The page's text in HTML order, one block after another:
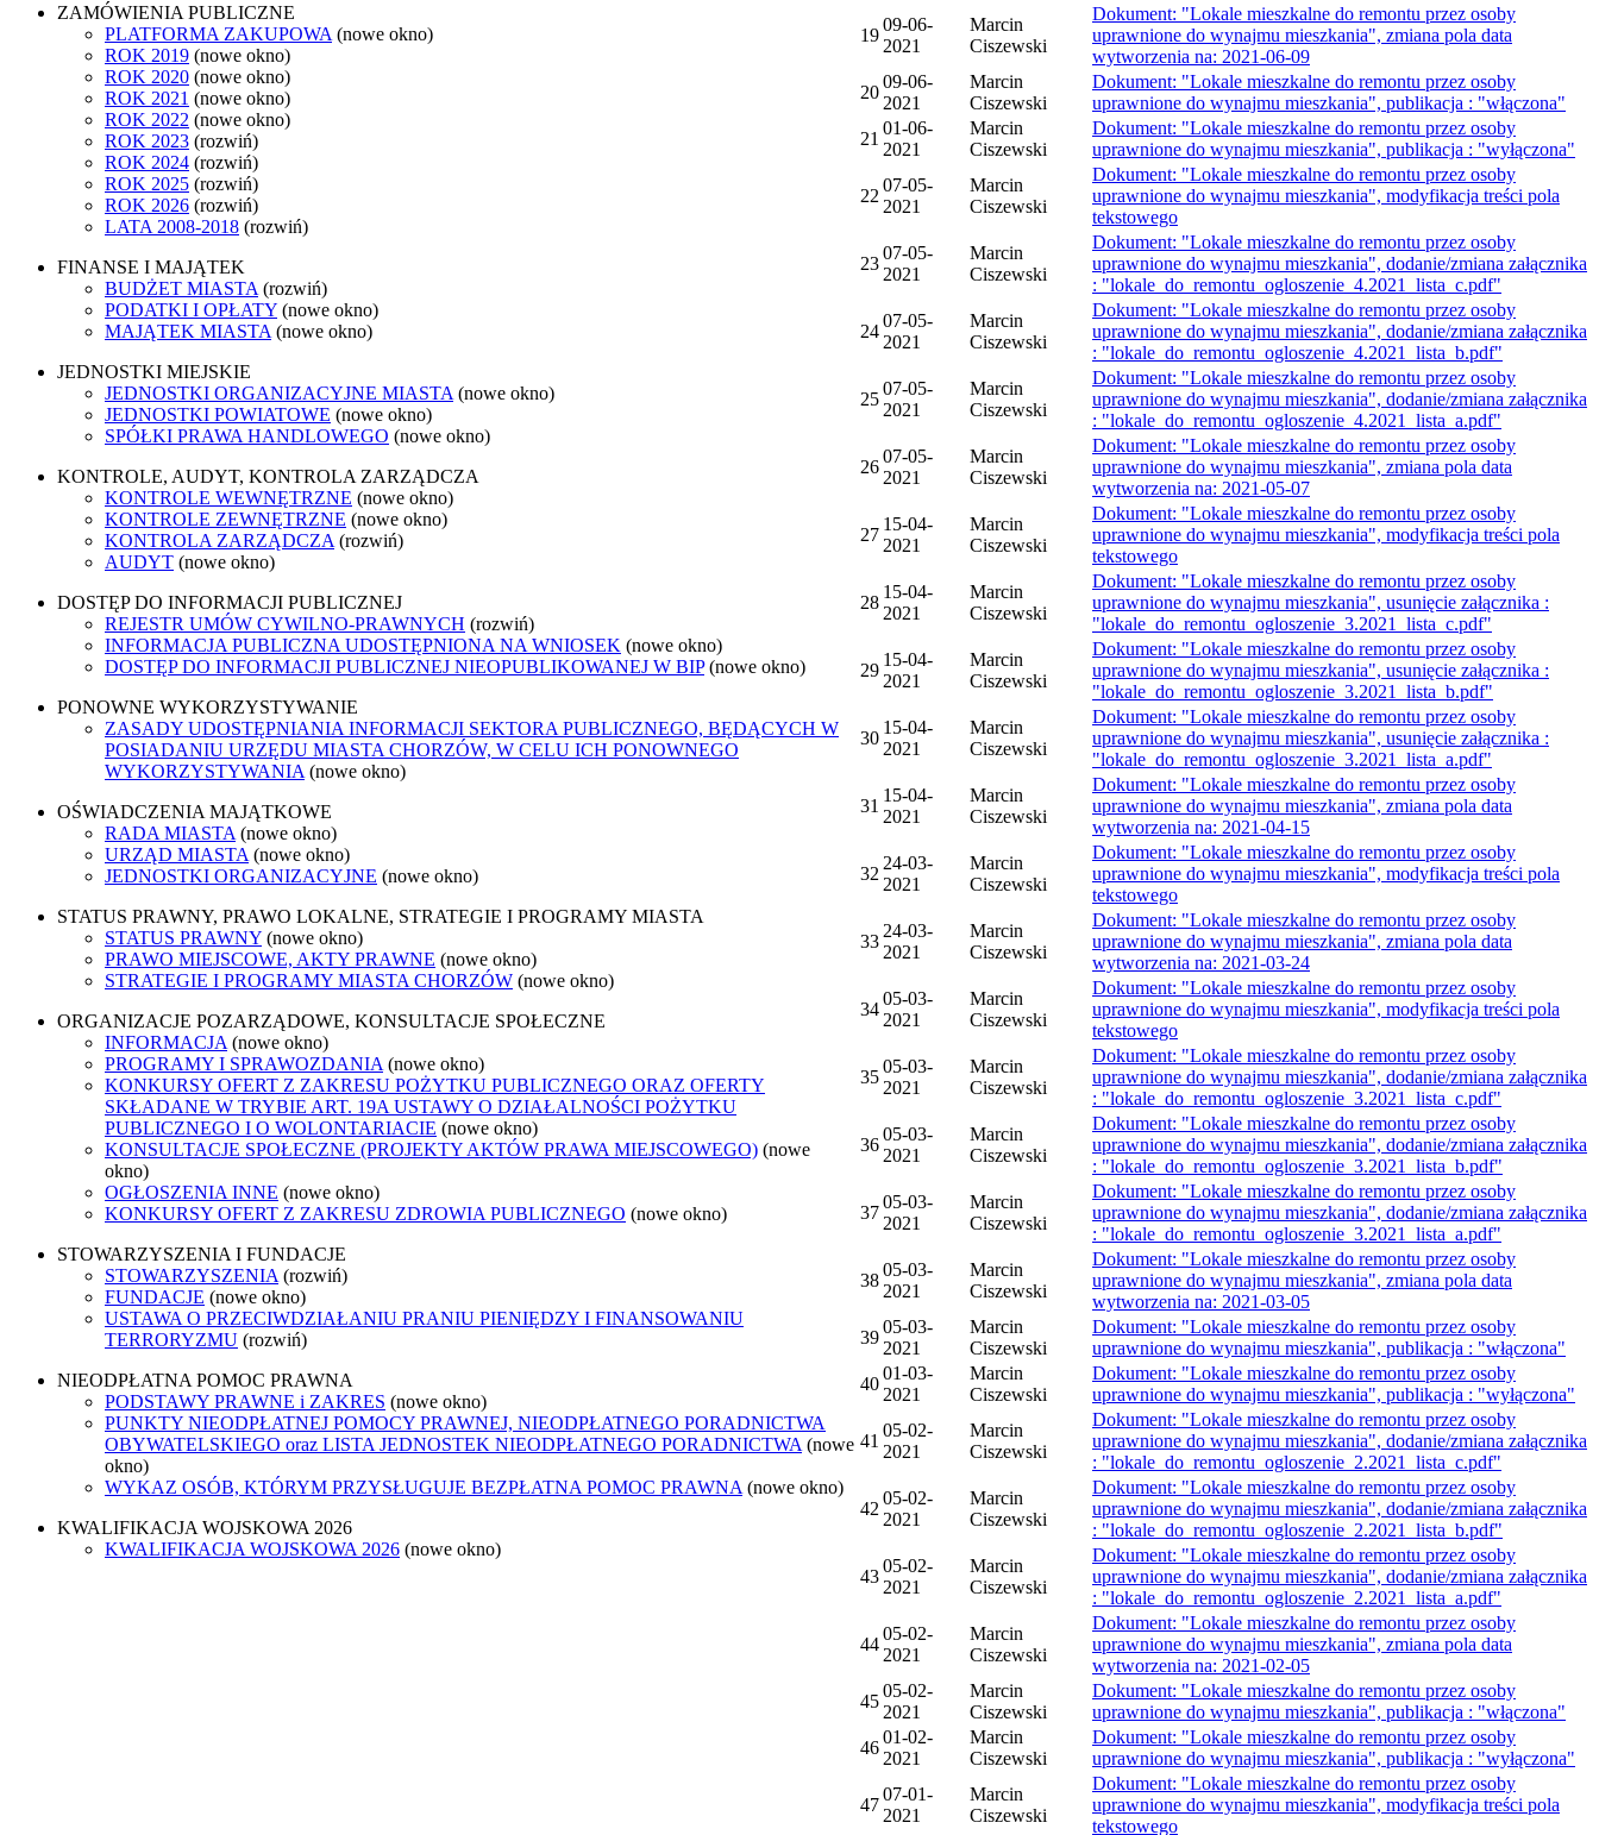
ZAMÓWIENIA PUBLICZNE
PLATFORMA ZAKUPOWA (nowe okno)
ROK 2019 (nowe okno)
ROK 2020 (nowe okno)
ROK 2021 (nowe okno)
ROK 2022 (nowe okno)
ROK 2023 (rozwiń)
ROK 2024 (rozwiń)
ROK 2025 (rozwiń)
ROK 2026 (rozwiń)
LATA 2008-2018 (rozwiń)
FINANSE I MAJĄTEK
BUDŻET MIASTA (rozwiń)
PODATKI I OPŁATY (nowe okno)
MAJĄTEK MIASTA (nowe okno)
JEDNOSTKI MIEJSKIE
JEDNOSTKI ORGANIZACYJNE MIASTA (nowe okno)
JEDNOSTKI POWIATOWE (nowe okno)
SPÓŁKI PRAWA HANDLOWEGO (nowe okno)
KONTROLE, AUDYT, KONTROLA ZARZĄDCZA
KONTROLE WEWNĘTRZNE (nowe okno)
KONTROLE ZEWNĘTRZNE (nowe okno)
KONTROLA ZARZĄDCZA (rozwiń)
AUDYT (nowe okno)
DOSTĘP DO INFORMACJI PUBLICZNEJ
REJESTR UMÓW CYWILNO-PRAWNYCH (rozwiń)
INFORMACJA PUBLICZNA UDOSTĘPNIONA NA WNIOSEK (nowe okno)
DOSTĘP DO INFORMACJI PUBLICZNEJ NIEOPUBLIKOWANEJ W BIP (nowe okno)
PONOWNE WYKORZYSTYWANIE
ZASADY UDOSTĘPNIANIA INFORMACJI SEKTORA PUBLICZNEGO, BĘDĄCYCH W
POSIADANIU URZĘDU MIASTA CHORZÓW, W CELU ICH PONOWNEGO
WYKORZYSTYWANIA (nowe okno)
OŚWIADCZENIA MAJĄTKOWE
RADA MIASTA (nowe okno)
URZĄD MIASTA (nowe okno)
JEDNOSTKI ORGANIZACYJNE (nowe okno)
STATUS PRAWNY, PRAWO LOKALNE, STRATEGIE I PROGRAMY MIASTA
STATUS PRAWNY (nowe okno)
PRAWO MIEJSCOWE, AKTY PRAWNE (nowe okno)
STRATEGIE I PROGRAMY MIASTA CHORZÓW (nowe okno)
ORGANIZACJE POZARZĄDOWE, KONSULTACJE SPOŁECZNE
INFORMACJA (nowe okno)
PROGRAMY I SPRAWOZDANIA (nowe okno)
KONKURSY OFERT Z ZAKRESU POŻYTKU PUBLICZNEGO ORAZ OFERTY
SKŁADANE W TRYBIE ART. 19A USTAWY O DZIAŁALNOŚCI POŻYTKU
PUBLICZNEGO I O WOLONTARIACIE (nowe okno)
KONSULTACJE SPOŁECZNE (PROJEKTY AKTÓW PRAWA MIEJSCOWEGO) (nowe
okno)
OGŁOSZENIA INNE (nowe okno)
KONKURSY OFERT Z ZAKRESU ZDROWIA PUBLICZNEGO (nowe okno)
STOWARZYSZENIA I FUNDACJE
STOWARZYSZENIA (rozwiń)
FUNDACJE (nowe okno)
USTAWA O PRZECIWDZIAŁANIU PRANIU PIENIĘDZY I FINANSOWANIU
TERRORYZMU (rozwiń)
NIEODPŁATNA POMOC PRAWNA
PODSTAWY PRAWNE i ZAKRES (nowe okno)
PUNKTY NIEODPŁATNEJ POMOCY PRAWNEJ, NIEODPŁATNEGO PORADNICTWA
OBYWATELSKIEGO oraz LISTA JEDNOSTEK NIEODPŁATNEGO PORADNICTWA (nowe
okno)
WYKAZ OSÓB, KTÓRYM PRZYSŁUGUJE BEZPŁATNA POMOC PRAWNA (nowe okno)
KWALIFIKACJA WOJSKOWA 2026
KWALIFIKACJA WOJSKOWA 2026 (nowe okno)
19
09-06-
2021
Marcin
Ciszewski
Dokument: "Lokale mieszkalne do remontu przez osoby
uprawnione do wynajmu mieszkania", zmiana pola data
wytworzenia na: 2021-06-09
20
09-06-
2021
Marcin
Ciszewski
Dokument: "Lokale mieszkalne do remontu przez osoby
uprawnione do wynajmu mieszkania", publikacja : "włączona"
21
01-06-
2021
Marcin
Ciszewski
Dokument: "Lokale mieszkalne do remontu przez osoby
uprawnione do wynajmu mieszkania", publikacja : "wyłączona"
22
07-05-
2021
Marcin
Ciszewski
Dokument: "Lokale mieszkalne do remontu przez osoby
uprawnione do wynajmu mieszkania", modyfikacja treści pola
tekstowego
23
07-05-
2021
Marcin
Ciszewski
Dokument: "Lokale mieszkalne do remontu przez osoby
uprawnione do wynajmu mieszkania", dodanie/zmiana załącznika
: "lokale_do_remontu_ogloszenie_4.2021_lista_c.pdf"
24
07-05-
2021
Marcin
Ciszewski
Dokument: "Lokale mieszkalne do remontu przez osoby
uprawnione do wynajmu mieszkania", dodanie/zmiana załącznika
: "lokale_do_remontu_ogloszenie_4.2021_lista_b.pdf"
25
07-05-
2021
Marcin
Ciszewski
Dokument: "Lokale mieszkalne do remontu przez osoby
uprawnione do wynajmu mieszkania", dodanie/zmiana załącznika
: "lokale_do_remontu_ogloszenie_4.2021_lista_a.pdf"
26
07-05-
2021
Marcin
Ciszewski
Dokument: "Lokale mieszkalne do remontu przez osoby
uprawnione do wynajmu mieszkania", zmiana pola data
wytworzenia na: 2021-05-07
27
15-04-
2021
Marcin
Ciszewski
Dokument: "Lokale mieszkalne do remontu przez osoby
uprawnione do wynajmu mieszkania", modyfikacja treści pola
tekstowego
28
15-04-
2021
Marcin
Ciszewski
Dokument: "Lokale mieszkalne do remontu przez osoby
uprawnione do wynajmu mieszkania", usunięcie załącznika :
"lokale_do_remontu_ogloszenie_3.2021_lista_c.pdf"
29
15-04-
2021
Marcin
Ciszewski
Dokument: "Lokale mieszkalne do remontu przez osoby
uprawnione do wynajmu mieszkania", usunięcie załącznika :
"lokale_do_remontu_ogloszenie_3.2021_lista_b.pdf"
30
15-04-
2021
Marcin
Ciszewski
Dokument: "Lokale mieszkalne do remontu przez osoby
uprawnione do wynajmu mieszkania", usunięcie załącznika :
"lokale_do_remontu_ogloszenie_3.2021_lista_a.pdf"
31
15-04-
2021
Marcin
Ciszewski
Dokument: "Lokale mieszkalne do remontu przez osoby
uprawnione do wynajmu mieszkania", zmiana pola data
wytworzenia na: 2021-04-15
32
24-03-
2021
Marcin
Ciszewski
Dokument: "Lokale mieszkalne do remontu przez osoby
uprawnione do wynajmu mieszkania", modyfikacja treści pola
tekstowego
33
24-03-
2021
Marcin
Ciszewski
Dokument: "Lokale mieszkalne do remontu przez osoby
uprawnione do wynajmu mieszkania", zmiana pola data
wytworzenia na: 2021-03-24
34
05-03-
2021
Marcin
Ciszewski
Dokument: "Lokale mieszkalne do remontu przez osoby
uprawnione do wynajmu mieszkania", modyfikacja treści pola
tekstowego
35
05-03-
2021
Marcin
Ciszewski
Dokument: "Lokale mieszkalne do remontu przez osoby
uprawnione do wynajmu mieszkania", dodanie/zmiana załącznika
: "lokale_do_remontu_ogloszenie_3.2021_lista_c.pdf"
36
05-03-
2021
Marcin
Ciszewski
Dokument: "Lokale mieszkalne do remontu przez osoby
uprawnione do wynajmu mieszkania", dodanie/zmiana załącznika
: "lokale_do_remontu_ogloszenie_3.2021_lista_b.pdf"
37
05-03-
2021
Marcin
Ciszewski
Dokument: "Lokale mieszkalne do remontu przez osoby
uprawnione do wynajmu mieszkania", dodanie/zmiana załącznika
: "lokale_do_remontu_ogloszenie_3.2021_lista_a.pdf"
38
05-03-
2021
Marcin
Ciszewski
Dokument: "Lokale mieszkalne do remontu przez osoby
uprawnione do wynajmu mieszkania", zmiana pola data
wytworzenia na: 2021-03-05
39
05-03-
2021
Marcin
Ciszewski
Dokument: "Lokale mieszkalne do remontu przez osoby
uprawnione do wynajmu mieszkania", publikacja : "włączona"
40
01-03-
2021
Marcin
Ciszewski
Dokument: "Lokale mieszkalne do remontu przez osoby
uprawnione do wynajmu mieszkania", publikacja : "wyłączona"
41
05-02-
2021
Marcin
Ciszewski
Dokument: "Lokale mieszkalne do remontu przez osoby
uprawnione do wynajmu mieszkania", dodanie/zmiana załącznika
: "lokale_do_remontu_ogloszenie_2.2021_lista_c.pdf"
42
05-02-
2021
Marcin
Ciszewski
Dokument: "Lokale mieszkalne do remontu przez osoby
uprawnione do wynajmu mieszkania", dodanie/zmiana załącznika
: "lokale_do_remontu_ogloszenie_2.2021_lista_b.pdf"
43
05-02-
2021
Marcin
Ciszewski
Dokument: "Lokale mieszkalne do remontu przez osoby
uprawnione do wynajmu mieszkania", dodanie/zmiana załącznika
: "lokale_do_remontu_ogloszenie_2.2021_lista_a.pdf"
44
05-02-
2021
Marcin
Ciszewski
Dokument: "Lokale mieszkalne do remontu przez osoby
uprawnione do wynajmu mieszkania", zmiana pola data
wytworzenia na: 2021-02-05
45
05-02-
2021
Marcin
Ciszewski
Dokument: "Lokale mieszkalne do remontu przez osoby
uprawnione do wynajmu mieszkania", publikacja : "włączona"
46
01-02-
2021
Marcin
Ciszewski
Dokument: "Lokale mieszkalne do remontu przez osoby
uprawnione do wynajmu mieszkania", publikacja : "wyłączona"
47
07-01-
2021
Marcin
Ciszewski
Dokument: "Lokale mieszkalne do remontu przez osoby
uprawnione do wynajmu mieszkania", modyfikacja treści pola
tekstowego